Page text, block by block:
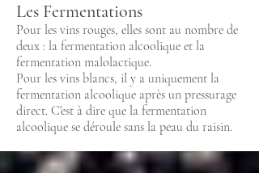
Les Fermentations
Pour les vins rouges, elles sont au nombre de
deux : la fermentation alcoolique et la
fermentation malolactique.
Pour les vins blancs, il y a uniquement la
fermentation alcoolique après un pressurage
direct. C’est à dire que la fermentation
alcoolique se déroule sans la peau du raisin.